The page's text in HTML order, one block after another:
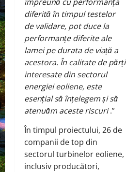
diferită în timpul testelor
de validare, pot duce la
performanțe diferite ale
lamei pe durata de viață a
acestora. În calitate de părți
interesate din sectorul
energiei eoliene, este
esențial să înțelegem și să
atenuăm aceste riscuri.”
În timpul proiectului, 26 de
companii de top din
sectorul turbinelor eoliene,
inclusiv producători,